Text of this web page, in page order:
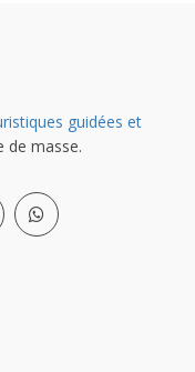
guidées et
de masse.